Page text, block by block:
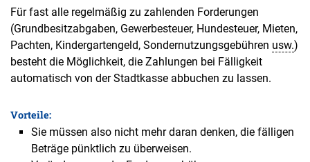
Für fast alle regelmäßig zu zahlenden Forderungen
(Grundbesitzabgaben, Gewerbesteuer, Hundesteuer, Mieten,
Pachten, Kindergartengeld, Sondernutzungsgebühren usw.)
besteht die Möglichkeit, die Zahlungen bei Fälligkeit
automatisch von der Stadtkasse abbuchen zu lassen.
Vorteile:
Sie müssen also nicht mehr daran denken, die fälligen
Beträge pünktlich zu überweisen.